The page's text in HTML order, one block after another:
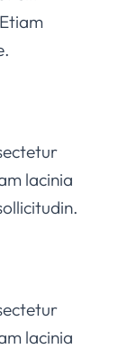
lacinia
lacinia